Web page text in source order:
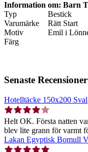
Information om: Barn
Typ
Bestick
Varumärke
Rätt Start
Motiv
Emil i
Färg
Senaste Recensioner
Hotelltäcke 150x200 Sval
Helt OK. Första natten
blev lite grann för varmt
Lakan Egyptisk Bomull